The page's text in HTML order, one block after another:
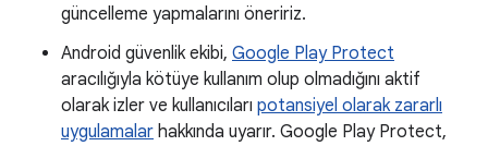
güncelleme yapmalarını öneririz.
Android güvenlik ekibi, Google Play Protect
aracılığıyla kötüye kullanım olup olmadığını aktif
olarak izler ve kullanıcıları potansiyel olarak zararlı
uygulamalar hakkında uyarır. Google Play Protect,